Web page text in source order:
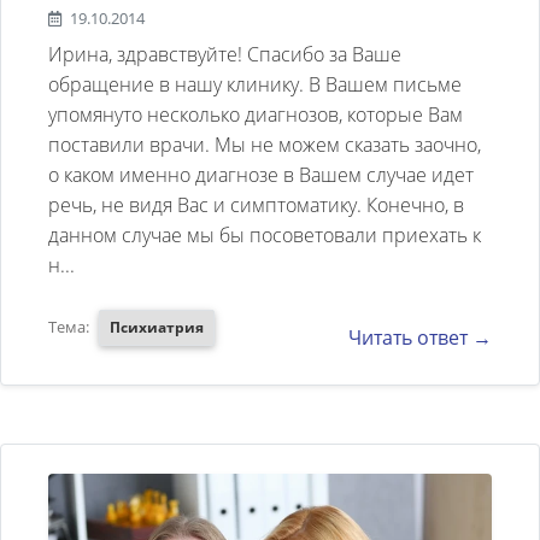
психическими заболеваниями
никто не страдал). Скажите,
пожалуйста, возможно ли
излечиться от этого недуга,
либо мне всю жизнь нужно
быть на препаратах? Возможно
ли рожать детей с такими
заболеваниями? Какой процент
пациентов с подомным
заболеванием адаптируются в
жизни? Я недавно снова лежала
в больнице, и сейчас очень
тяжело прийти в чувство, места
не могу себе найти, общаться
расстройством F25. диагноз
поставлен в 2008 году, до этого
был диагноз: биполярное
расстройство. в 2010 г был
назначен укол деканата
галоперидола 1мл раз в
мес. через 2,5 года появились
первые признаки поздней
дискенезии (нарушение ритма
дыхания , порхающее движения
языка. сильное
потоотделение, втягивание губ,
19.10.2014
Ирина, здравствуйте! Спасибо за Ваше
обращение в нашу клинику. В Вашем письме
упомянуто несколько диагнозов, которые Вам
поставили врачи. Мы не можем сказать заочно,
о каком именно диагнозе в Вашем случае идет
речь, не видя Вас и симптоматику. Конечно, в
данном случае мы бы посоветовали приехать к
н...
Тема: Психиатрия Читать ответ →